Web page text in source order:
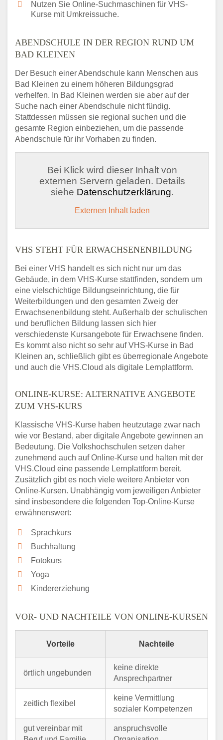
Nutzen Sie Online-Suchmaschinen für VHS-
Kurse mit Umkreissuche.
ABENDSCHULE IN DER REGION RUND UM
BAD KLEINEN
Der Besuch einer Abendschule kann Menschen aus
Bad Kleinen zu einem höheren Bildungsgrad
verhelfen. In Bad Kleinen werden sie aber auf der
Suche nach einer Abendschule nicht fündig.
Stattdessen müssen sie regional suchen und die
gesamte Region einbeziehen, um die passende
Abendschule für ihr Vorhaben zu finden.
Bei Klick wird dieser Inhalt von
externen Servern geladen. Details
siehe Datenschutzerklärung.
Externen Inhalt laden
VHS STEHT FÜR ERWACHSENENBILDUNG
Bei einer VHS handelt es sich nicht nur um das
Gebäude, in dem VHS-Kurse stattfinden, sondern um
eine vielschichtige Bildungseinrichtung, die für
Weiterbildungen und den gesamten Zweig der
Erwachsenenbildung steht. Außerhalb der schulischen
und beruflichen Bildung lassen sich hier
verschiedenste Kursangebote für Erwachsene finden.
Es kommt also nicht so sehr auf VHS-Kurse in Bad
Kleinen an, schließlich gibt es überregionale Angebote
und auch die VHS.Cloud als digitale Lernplattform.
ONLINE-KURSE: ALTERNATIVE ANGEBOTE
ZUM VHS-KURS
Klassische VHS-Kurse haben heutzutage zwar nach
wie vor Bestand, aber digitale Angebote gewinnen an
Bedeutung. Die Volkshochschulen setzen daher
zunehmend auch auf Online-Kurse und halten mit der
VHS.Cloud eine passende Lernplattform bereit.
Zusätzlich gibt es noch viele weitere Anbieter von
Online-Kursen. Unabhängig vom jeweiligen Anbieter
sind insbesondere die folgenden Top-Online-Kurse
erwähnenswert:
Sprachkurs
Buchhaltung
Fotokurs
Yoga
Kindererziehung
VOR- UND NACHTEILE VON ONLINE-KURSEN
Vorteile Nachteile
örtlich ungebunden
keine direkte
Ansprechpartner
zeitlich flexibel
keine Vermittlung
sozialer Kompetenzen
gut vereinbar mit
anspruchsvolle